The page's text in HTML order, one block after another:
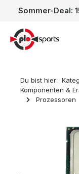
Zum Hauptinhalt
Du bist hier:
Komponenten &
Prozessoren
Bildergalerie